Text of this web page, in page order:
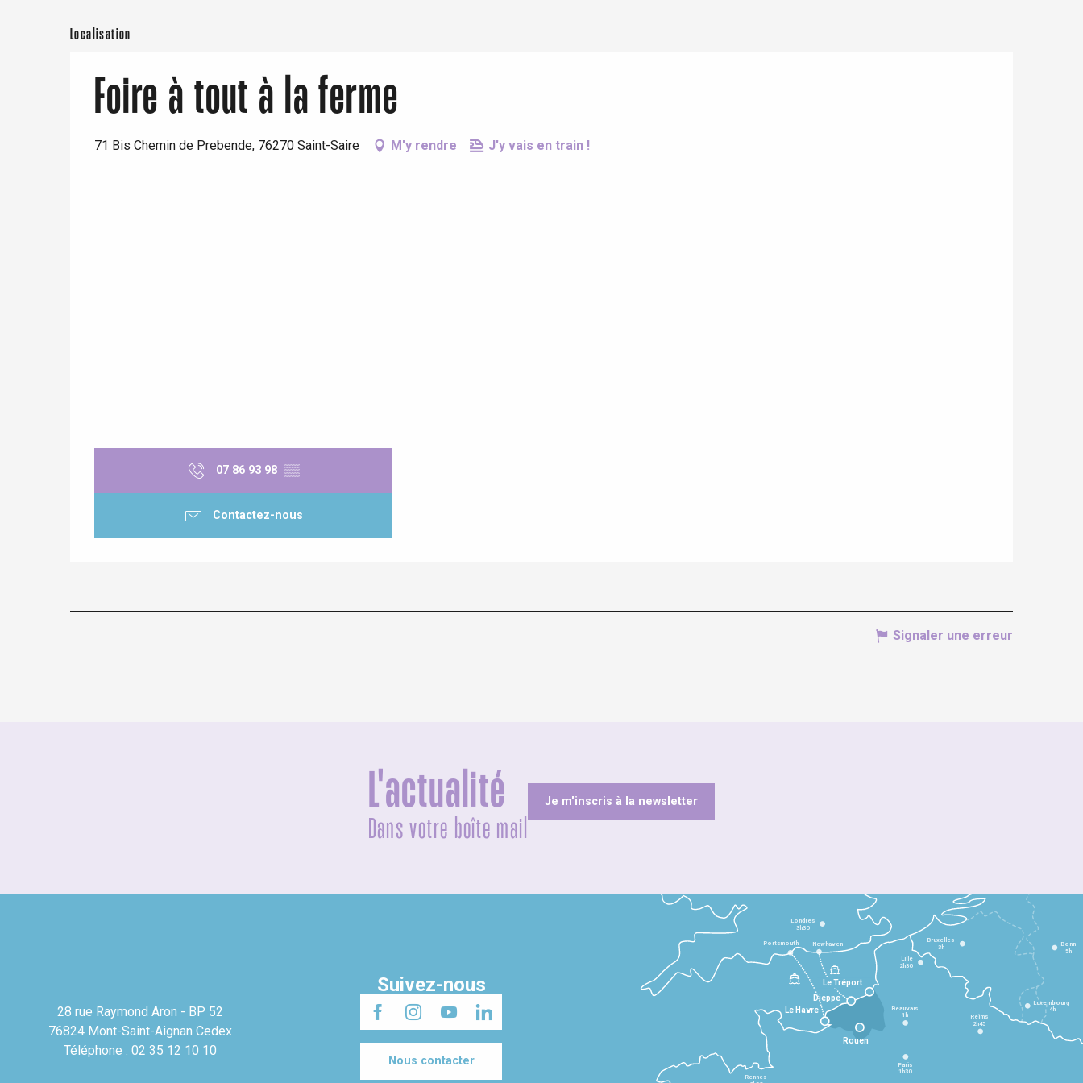
Localisation
Foire à tout à la ferme
71 Bis Chemin de Prebende, 76270 Saint-Saire M'y rendre J'y vais en train !
07 86 93 98 ▒▒
Contactez-nous
Signaler une erreur
L'actualité
Dans votre boîte mail
Je m'inscris à la newsletter
28 rue Raymond Aron - BP 52
76824 Mont-Saint-Aignan Cedex
Téléphone : 02 35 12 10 10
Suivez-nous
Nous contacter
Le Havre
Dieppe
Le Tréport
Rennes
Paris
1h30
Beauvais
1h Reims
2h45
Lille
2h30
Bruxelles
3h
Londres
3h30
Newhaven
Portsmouth Bonn
5h
Luxembourg
4h
Rouen